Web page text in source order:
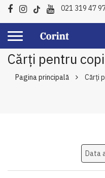
021 319 47
Cărți pentru
Pagina principală Cărți